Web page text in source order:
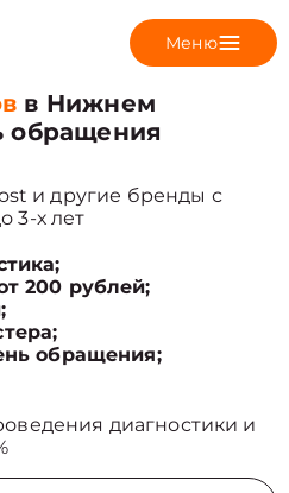
Меню
в Нижнем
обращения
и другие бренды с
3-х лет
200 рублей;
обращения;
диагностики и